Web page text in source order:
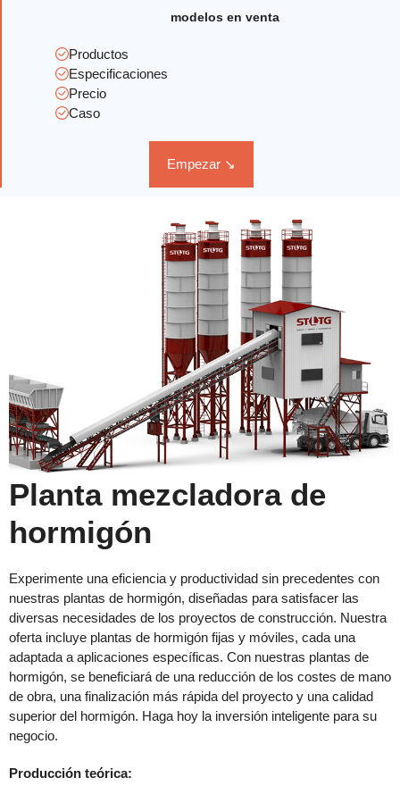
modelos en venta
Productos
Especificaciones
Precio
Caso
Empezar ↘
Planta mezcladora de
hormigón
Experimente una eficiencia y productividad sin precedentes con
nuestras plantas de hormigón, diseñadas para satisfacer las
diversas necesidades de los proyectos de construcción. Nuestra
oferta incluye plantas de hormigón fijas y móviles, cada una
adaptada a aplicaciones específicas. Con nuestras plantas de
hormigón, se beneficiará de una reducción de los costes de mano
de obra, una finalización más rápida del proyecto y una calidad
superior del hormigón. Haga hoy la inversión inteligente para su
negocio.
Producción teórica: